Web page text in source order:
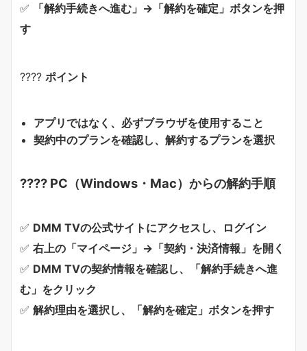
✅
「解約手続きへ進む」→「解約を確定」ボタンを押
す
???? ポイント
アプリではなく、必ずブラウザを使用すること
契約中のプランを確認し、解約するプランを選択
???? PC（Windows・Mac）からの解約手順
✅ DMM TVの公式サイトにアクセスし、ログイン
✅ 右上の「マイページ」→「契約・決済情報」を開く
✅ DMM TVの契約情報を確認し、「解約手続きへ進
む」をクリック
✅ 解約理由を選択し、「解約を確定」ボタンを押す